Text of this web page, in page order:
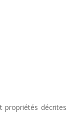
propriétés décrites